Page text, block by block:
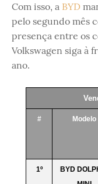
Com isso, a BYD
pelo segundo mês
presença entre os
Volkswagen siga à
ano.
# Modelo
1º
BYD